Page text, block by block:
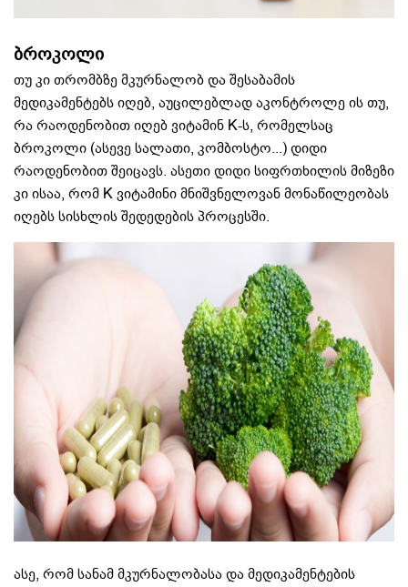
ბროკოლი
თუ კი თრომბზე მკურნალობ და შესაბამის
მედიკამენტებს იღებ, აუცილებლად აკონტროლე ის თუ,
რა რაოდენობით იღებ ვიტამინ K-ს, რომელსაც
ბროკოლი (ასევე სალათი, კომბოსტო...) დიდი
რაოდენობით შეიცავს. ასეთი დიდი სიფრთხილის მიზეზი
კი ისაა, რომ K ვიტამინი მნიშვნელოვან მონაწილეობას
იღებს სისხლის შედედების პროცესში.
ასე, რომ სანამ მკურნალობასა და მედიკამენტების